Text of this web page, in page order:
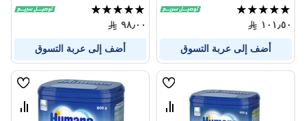
تقييم:
100%
١٠١٫٥٠
أضف إلى عربة التسوق
تقييم:
100%
٩٨٫٠٠
أضف إلى عربة التسوق
قائمة
قارن
قائمة
قارن